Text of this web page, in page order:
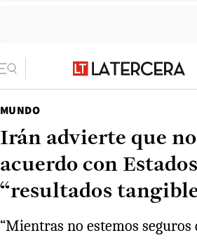
MUNDO
Irán advierte que
acuerdo con
“resultados
“Mientras no estemos seguros